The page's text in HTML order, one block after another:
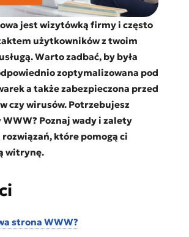
jest wizytówką firmy i często
użytkowników z twoim
Warto zadbać, by była
zoptymalizowana pod
a także zabezpieczona przed
czy wirusów. Potrzebujesz
Poznaj wady i zalety
które pomogą ci
witrynę.
strona WWW?